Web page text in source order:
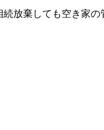
放棄しても空き家の